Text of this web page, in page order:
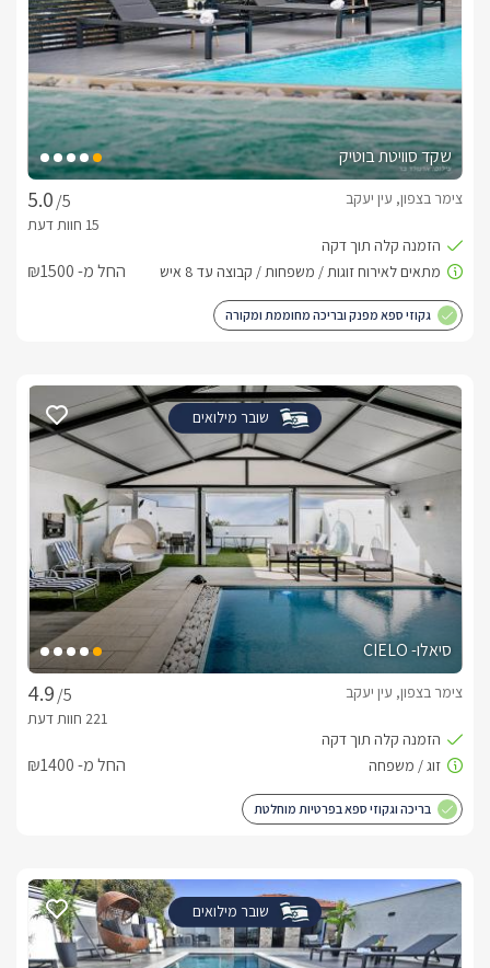
שקד סוויטת בוטיק
/5
צימר בצפון, עין יעקב
החל מ- ₪1500
גקוזי ספא מפנק ובריכה מחוממת ומקורה
שובר מילואים
סיאלו- CIELO
/5
צימר בצפון, עין יעקב
החל מ- ₪1400
בריכה וגקוזי ספא בפרטיות מוחלטת
שובר מילואים